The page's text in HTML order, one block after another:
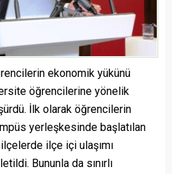
ekonomik yükünü
öğrencilerine yönelik
İlk olarak öğrencilerin
yerleşkesinde başlatılan
ilçe içi ulaşımı
Bununla da sınırlı